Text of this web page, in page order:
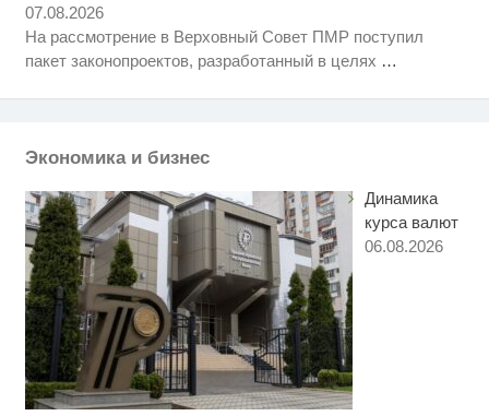
07.08.2026
На рассмотрение в Верховный Совет ПМР поступил
пакет законопроектов, разработанный в целях …
Экономика и бизнес
Динамика
курса валют
06.08.2026
Ролик длится несколько секунд,
а смеяться вы будете долго